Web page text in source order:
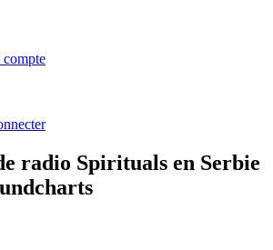
compte
radio Spirituals en Serbie